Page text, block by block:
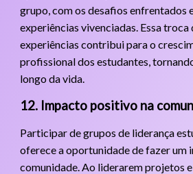
grupo, com os desafios enfrentados
experiências vivenciadas. Essa troca
experiências contribui para o
profissional dos estudantes,
longo da vida.
12. Impacto positivo na
Participar de grupos de liderança
oferece a oportunidade de fazer um
comunidade. Ao liderarem projetos